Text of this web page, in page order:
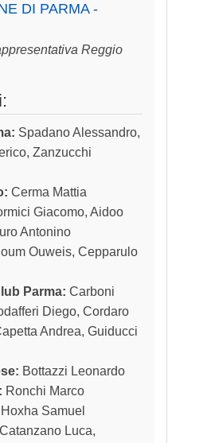
DI PARMA -
Reggio
Spadano Alessandro,
Zanzucchi
Cerma Mattia
Giacomo, Aidoo
Antonino
Ouweis, Cepparulo
Parma: Carboni
Diego, Cordaro
Andrea, Guiducci
Bottazzi Leonardo
Ronchi Marco
Hoxha Samuel
Catanzano Luca,